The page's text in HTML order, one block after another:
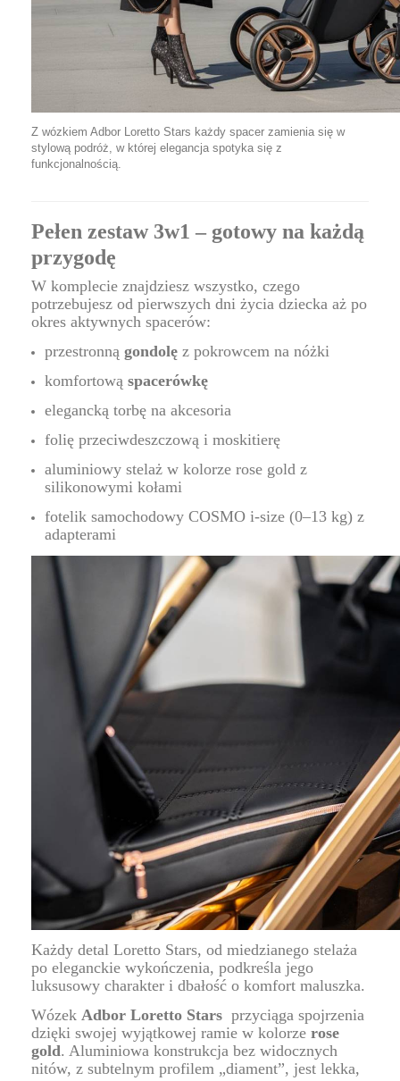
Z wózkiem Adbor Loretto Stars każdy spacer zamienia się w
stylową podróż, w której elegancja spotyka się z
funkcjonalnością.
Pełen zestaw 3w1 – gotowy na każdą
przygodę
W komplecie znajdziesz wszystko, czego
potrzebujesz od pierwszych dni życia dziecka aż po
okres aktywnych spacerów:
przestronną gondolę z pokrowcem na nóżki
komfortową spacerówkę
elegancką torbę na akcesoria
folię przeciwdeszczową i moskitierę
aluminiowy stelaż w kolorze rose gold z
silikonowymi kołami
fotelik samochodowy COSMO i-size (0–13 kg) z
adapterami
Każdy detal Loretto Stars, od miedzianego stelaża
po eleganckie wykończenia, podkreśla jego
luksusowy charakter i dbałość o komfort maluszka.
Wózek Adbor Loretto Stars przyciąga spojrzenia
dzięki swojej wyjątkowej ramie w kolorze rose
gold. Aluminiowa konstrukcja bez widocznych
nitów, z subtelnym profilem „diament”, jest lekka,